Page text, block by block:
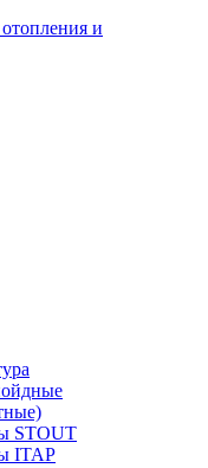
и
STOUT
ITAP